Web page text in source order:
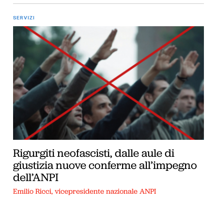
SERVIZI
Rigurgiti neofascisti, dalle aule di
giustizia nuove conferme all’impegno
dell’ANPI
Emilio Ricci, vicepresidente nazionale ANPI